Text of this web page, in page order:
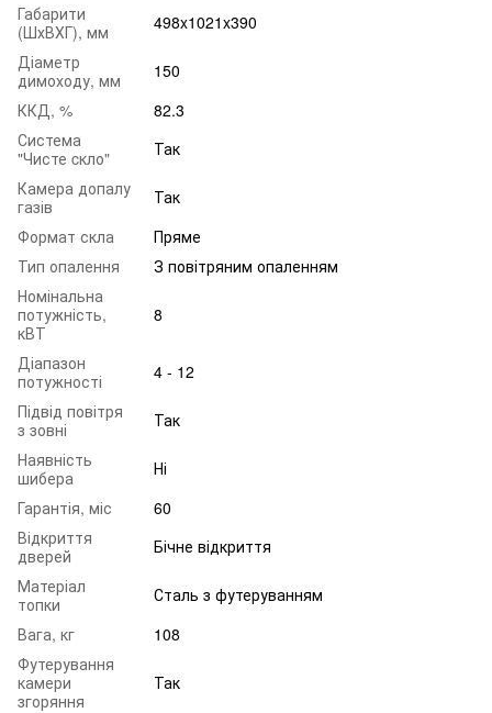
Габарити
(ШхВХГ), мм
498x1021x390
Діаметр
димоходу, мм
150
ККД, %
82.3
Система
"Чисте cкло"
Так
Камера допалу
газів
Так
Формат скла
Пряме
Тип опалення
З повітряним опаленням
Номінальна
потужність,
кВТ
8
Діапазон
потужності
4 - 12
Підвід повітря
з зовні
Так
Наявність
шибера
Ні
Гарантія, міс
60
Відкриття
дверей
Бічне відкриття
Матеріал
топки
Сталь з футеруванням
Вага, кг
108
Футерування
камери
згоряння
Так